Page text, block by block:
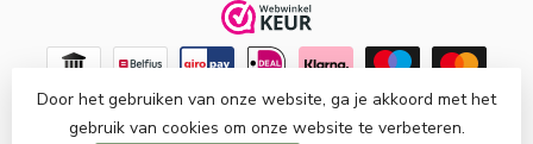
Door het gebruiken van onze website, ga je akkoord met het
gebruik van cookies om onze website te verbeteren.